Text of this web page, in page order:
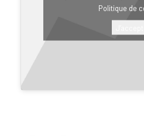
Politique de